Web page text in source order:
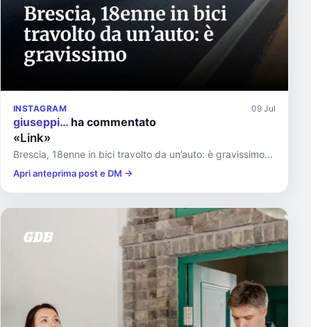
INSTAGRAM 09 Jul
giuseppi… ha commentato
«Link»
Brescia, 18enne in bici travolto da un’auto: è gravissimo...
Apri anteprima post e DM →